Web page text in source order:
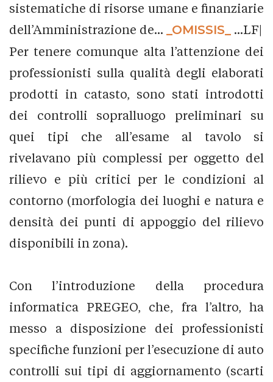
sistematiche di risorse umane e finanziarie
dell’Amministrazione de...
_OMISSIS_
...LF|
Per tenere comunque alta l’attenzione dei
professionisti sulla qualità degli elaborati
prodotti in catasto, sono stati introdotti
dei controlli sopralluogo preliminari su
quei tipi che all’esame al tavolo si
rivelavano più complessi per oggetto del
rilievo e più critici per le condizioni al
contorno (morfologia dei luoghi e natura e
densità dei punti di appoggio del rilievo
disponibili in zona).
Con l’introduzione della procedura
informatica PREGEO, che, fra l’altro, ha
messo a disposizione dei professionisti
specifiche funzioni per l’esecuzione di auto
controlli sui tipi di aggiornamento (scarti